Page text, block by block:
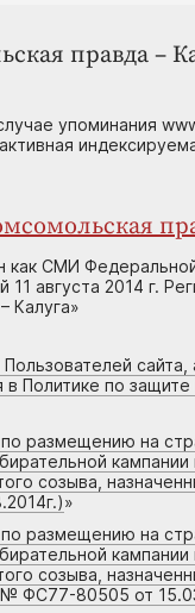
правда –
упоминания
как СМИ
11 августа 2014 г.
Калуга»
Политике по
размещению на
созыва,
»
размещению на
созыва,
ФС77-80505 от